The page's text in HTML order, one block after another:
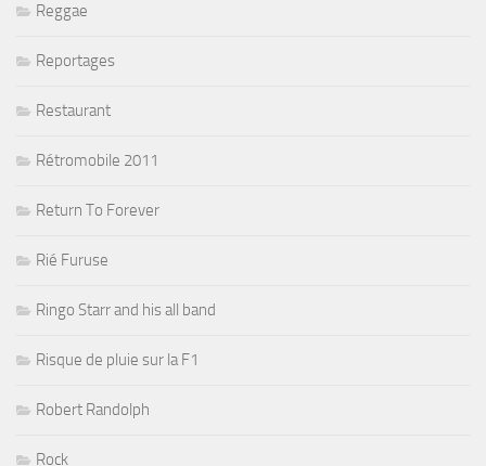
Reggae
Reportages
Restaurant
Rétromobile 2011
Return To Forever
Rié Furuse
Ringo Starr and his all band
Risque de pluie sur la F1
Robert Randolph
Rock